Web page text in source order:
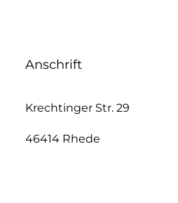
Anschrift
Krechtinger Str. 29
46414 Rhede